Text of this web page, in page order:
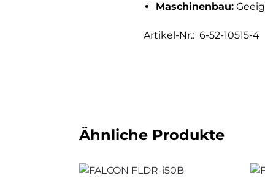
Maschinenbau:
Artikel-Nr.: 6-52-10515-4
Ähnliche Produkte